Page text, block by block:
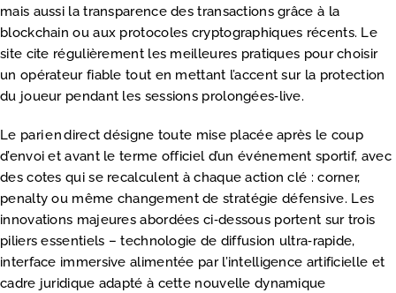
mais aussi la transparence des transactions grâce à la
blockchain ou aux protocoles cryptographiques récents. Le
site cite régulièrement les meilleures pratiques pour choisir
un opérateur fiable tout en mettant l’accent sur la protection
du joueur pendant les sessions prolongées‑live.
Le pari en direct désigne toute mise placée après le coup
d’envoi et avant le terme officiel d’un événement sportif, avec
des cotes qui se recalculent à chaque action clé : corner,
penalty ou même changement de stratégie défensive. Les
innovations majeures abordées ci‑dessous portent sur trois
piliers essentiels – technologie de diffusion ultra‑rapide,
interface immersive alimentée par l’intelligence artificielle et
cadre juridique adapté à cette nouvelle dynamique